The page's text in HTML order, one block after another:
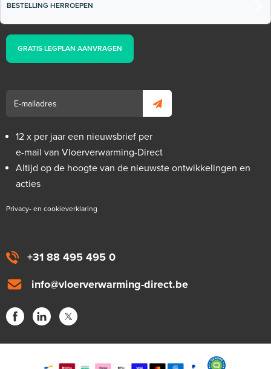
+31 88 495 495 0
info@vloerverwarming-direct.be
BESTELLING HERROEPEN
GRATIS LEGPLAN AANVRAGEN
12 x per jaar een nieuwsbrief per
e-mail van Vloerverwarming-Direct
Altijd op de hoogte van de nieuwste ontwikkelingen en
acties
Privacy- en cookieverklaring